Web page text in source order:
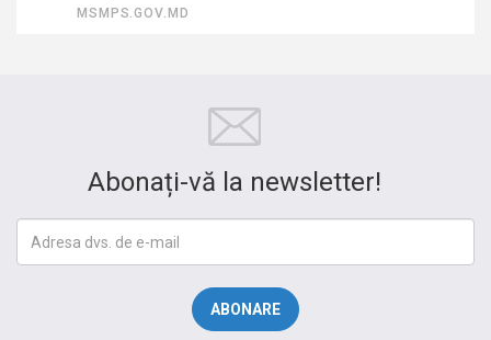
MSMPS.GOV.MD
Abonați-vă la newsletter!